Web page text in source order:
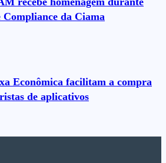
da Ciama
Econômica facilitam a compra
de aplicativos